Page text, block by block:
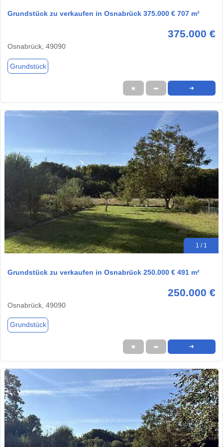
Grundstück zu verkaufen in Osnabrück 375.000 € 707 m²
375.000 €
Osnabrück, 49090
Grundstück
★ ➦ ➜
1 / 1
Grundstück zu verkaufen in Osnabrück 250.000 € 491 m²
250.000 €
Osnabrück, 49090
Grundstück
★ ➦ ➜